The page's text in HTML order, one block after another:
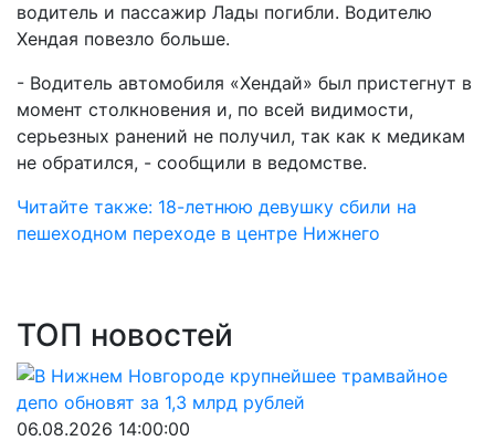
водитель и пассажир Лады погибли. Водителю
Хендая повезло больше.
- Водитель автомобиля «Хендай» был пристегнут в
момент столкновения и, по всей видимости,
серьезных ранений не получил, так как к медикам
не обратился, - сообщили в ведомстве.
Читайте также: 18-летнюю девушку сбили на
пешеходном переходе в центре Нижнего
ТОП новостей
06.08.2026 14:00:00